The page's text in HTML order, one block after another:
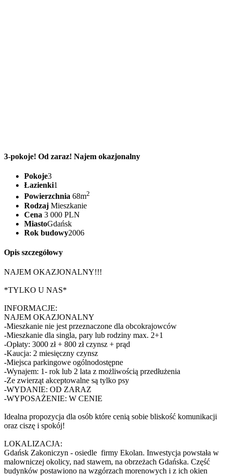
3-pokoje! Od zaraz! Najem okazjonalny
Pokoje3
Łazienki1
Powierzchnia 68m2
Rodzaj Mieszkanie
Cena 3 000 PLN
MiastoGdańsk
Rok budowy2006
Opis szczegółowy
NAJEM OKAZJONALNY!!!
*TYLKO U NAS*
INFORMACJE:
NAJEM OKAZJONALNY
-Mieszkanie nie jest przeznaczone dla obcokrajowców
-Mieszkanie dla singla, pary lub rodziny max. 2+1
-Opłaty: 3000 zł + 800 zł czynsz + prąd
-Kaucja: 2 miesięczny czynsz
-Miejsca parkingowe ogólnodostępne
-Wynajem: 1- rok lub 2 lata z możliwością przedłużenia
-Ze zwierząt akceptowalne są tylko psy
-WYDANIE: OD ZARAZ
-WYPOSAŻENIE: W CENIE
Idealna propozycja dla osób które cenią sobie bliskość komunikacji
oraz ciszę i spokój!
LOKALIZACJA:
Gdańsk Zakoniczyn - osiedle firmy Ekolan. Inwestycja powstała w
malowniczej okolicy, nad stawem, na obrzeżach Gdańska. Część
budynków postawiono na wzgórzach morenowych i z ich okien